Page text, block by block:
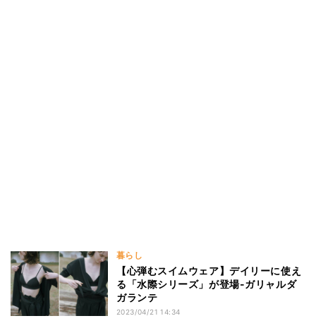
暮らし
【心弾むスイムウェア】デイリーに使え
る「水際シリーズ」が登場-ガリャルダ
ガランテ
2023/04/21 14:34